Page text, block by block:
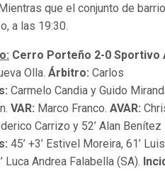
que el conjunto de
a las 19:30.
Cerro Porteño 2-0 Sportivo
Olla. Árbitro: Carlos
Carmelo Candia y Guido
VAR: Marco Franco. AVAR:
Carrizo y 52’ Alan Benítez
45’ +3’ Estivel Moreira, 61’
Luca Andrea Falabella (SA).